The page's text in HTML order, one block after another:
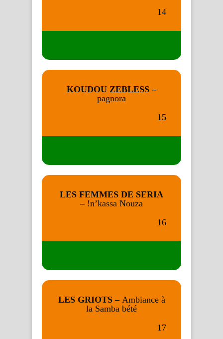
14
KOUDOU ZEBLESS –
pagnora
15
LES FEMMES DE SERIA
– !n’kassa Nouza
16
LES GRIOTS – Ambiance à
la Samba bété
17